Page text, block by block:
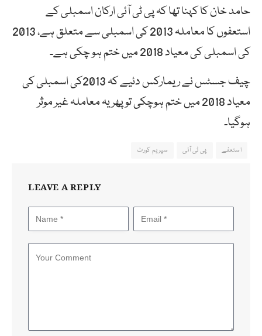
حامد خان کا کہنا تھا کہ پی ٹی آئی ارکان اسمبلی کے
استعفوں کا معاملہ 2013 کی اسمبلی سے متعلق ہے، 2013
کی اسمبلی کی معیاد 2018 میں ختم ہو چکی ہے۔
چیف جسٹس نے ریمارکس دئیے کہ 2013کی اسمبلی کی
معیاد 2018 میں ختم ہوچکی تو پھر یہ معاملہ غیر موثر
ہوگیا۔
استعفے پی ٹی آئی سپریم کورٹ
LEAVE A REPLY